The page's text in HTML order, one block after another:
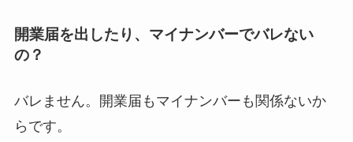
開業届を出したり、マイナンバーでバレない
の？
バレません。開業届もマイナンバーも関係ないか
らです。